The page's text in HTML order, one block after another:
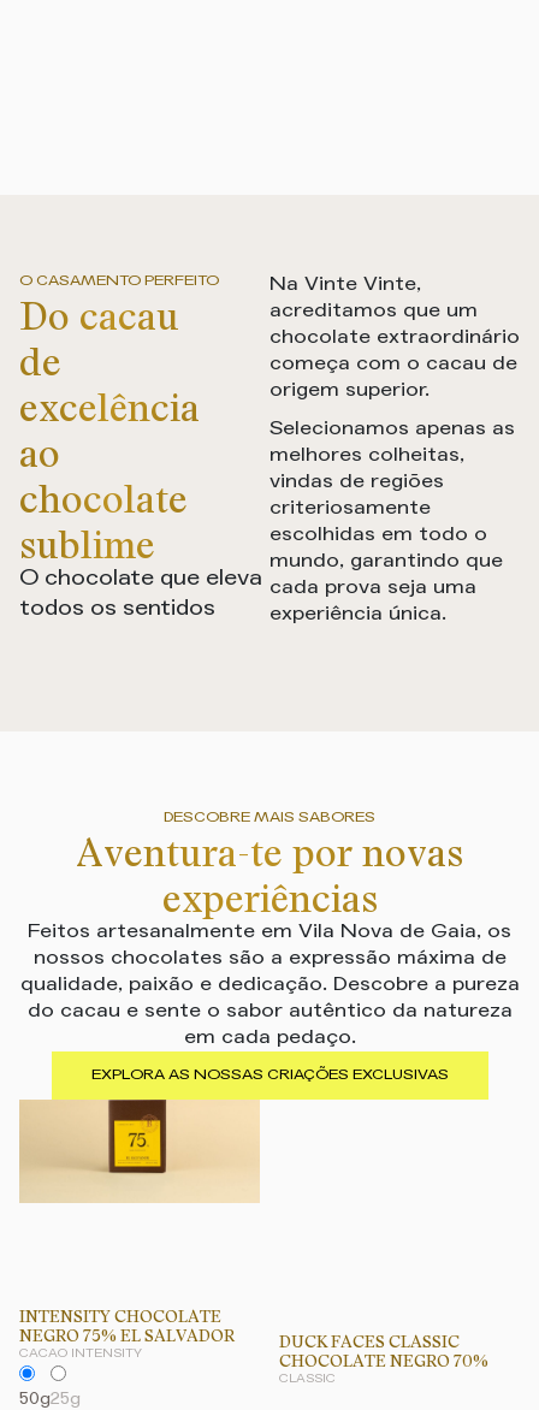
O CASAMENTO PERFEITO
Do cacau
de
excelência
ao
chocolate
sublime
O chocolate que eleva
todos os sentidos
Na Vinte Vinte,
acreditamos que um
chocolate extraordinário
começa com o cacau de
origem superior.
Selecionamos apenas as
melhores colheitas,
vindas de regiões
criteriosamente
escolhidas em todo o
mundo, garantindo que
cada prova seja uma
experiência única.
DESCOBRE MAIS SABORES
Aventura-te por novas
experiências
Feitos artesanalmente em Vila Nova de Gaia, os
nossos chocolates são a expressão máxima de
qualidade, paixão e dedicação. Descobre a pureza
do cacau e sente o sabor autêntico da natureza
em cada pedaço.
EXPLORA AS NOSSAS CRIAÇÕES EXCLUSIVAS
INTENSITY CHOCOLATE
NEGRO 75% EL SALVADOR
CACAO INTENSITY
50g25g
DUCK FACES CLASSIC
CHOCOLATE NEGRO 70%
CLASSIC